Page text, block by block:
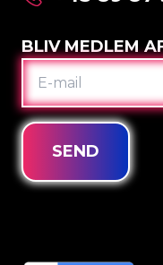
BLIV MEDLEM
E-
MAIL
SEND